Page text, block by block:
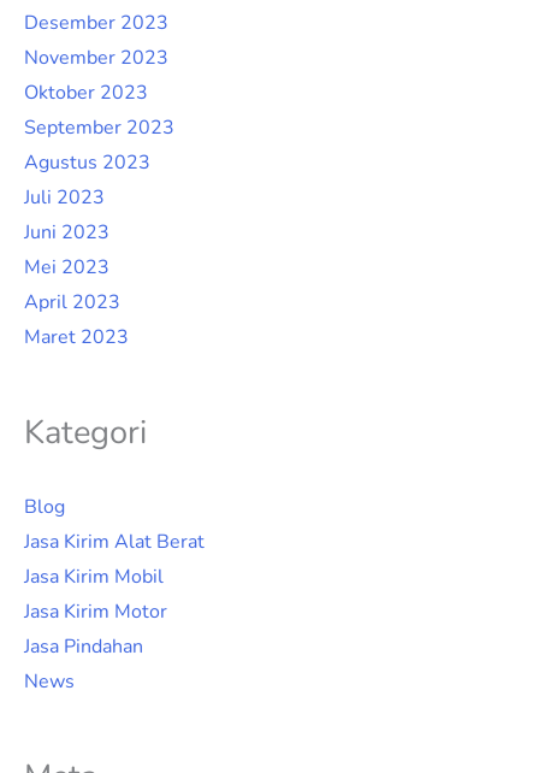
Desember 2023
November 2023
Oktober 2023
September 2023
Agustus 2023
Juli 2023
Juni 2023
Mei 2023
April 2023
Maret 2023
Kategori
Blog
Jasa Kirim Alat Berat
Jasa Kirim Mobil
Jasa Kirim Motor
Jasa Pindahan
News